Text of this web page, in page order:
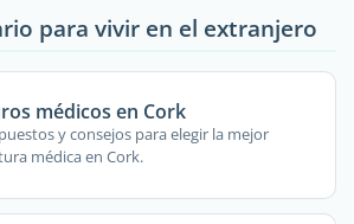
para vivir en el extranjero
médicos en Cork
y consejos para elegir la mejor
médica en Cork.